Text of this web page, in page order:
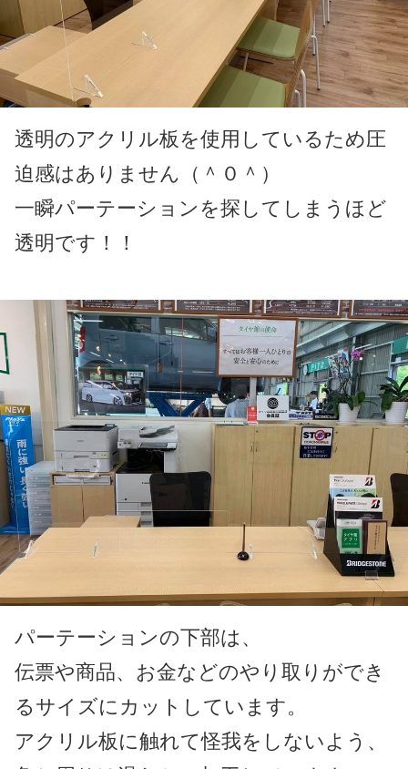
透明のアクリル板を使用しているため圧
迫感はありません（＾０＾）
一瞬パーテーションを探してしまうほど
透明です！！
パーテーションの下部は、
伝票や商品、お金などのやり取りができ
るサイズにカットしています。
アクリル板に触れて怪我をしないよう、